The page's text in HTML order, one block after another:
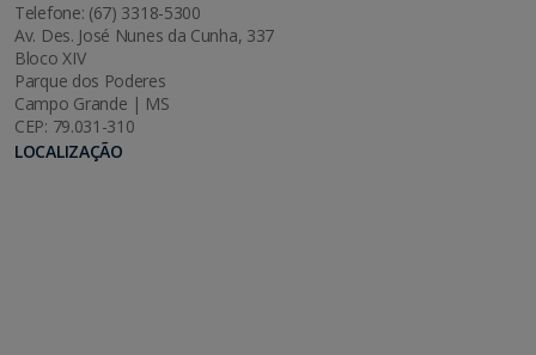
Telefone: (67) 3318-5300
Av. Des. José Nunes da Cunha, 337
Bloco XIV
Parque dos Poderes
Campo Grande | MS
CEP: 79.031-310
LOCALIZAÇÃO